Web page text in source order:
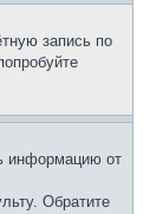
запись по
информацию от
Обратите